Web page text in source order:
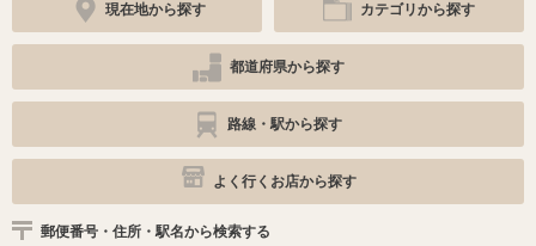
現在地から探す カテゴリから探す
都道府県から探す
路線・駅から探す
よく行くお店から探す
郵便番号・住所・駅名から検索する